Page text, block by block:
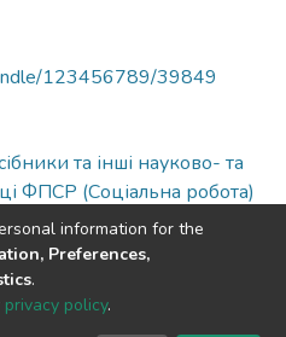
123456789/39849
та інші науково- та
ФПСР (Соціальна робота)
© 2009-2026
information for the
Preferences,
.
privacy policy.